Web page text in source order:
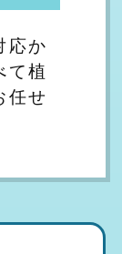
応か
て植
任せ